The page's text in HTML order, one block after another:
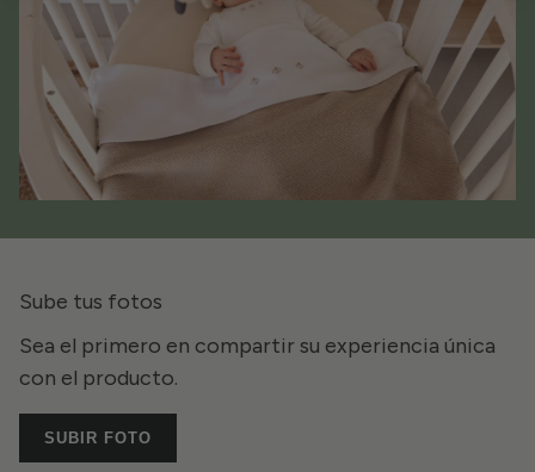
Sube tus fotos
Sea el primero en compartir su experiencia única
con el producto.
SUBIR FOTO